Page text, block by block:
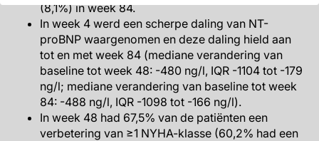
(8,1%) in week 84.
In week 4 werd een scherpe daling van NT-
proBNP waargenomen en deze daling hield aan
tot en met week 84 (mediane verandering van
baseline tot week 48: -480 ng/l, IQR -1104 tot -179
ng/l; mediane verandering van baseline tot week
84: -488 ng/l, IQR -1098 tot -166 ng/l).
In week 48 had 67,5% van de patiënten een
verbetering van ≥1 NYHA-klasse (60,2% had een